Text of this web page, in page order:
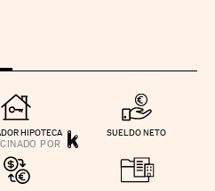
HIPOTECA SUELDO NETO